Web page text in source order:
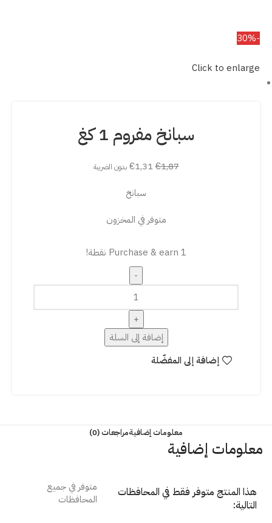
-30%
Click to enlarge
سبانخ مفروم 1 كغ
€1,87
€1,31 بدون الضريبة
سبانخ
متوفر في المخزون
Purchase & earn 1 نقطة!
إضافة إلى السلة
إضافة إلى المفضّلة
معلومات إضافيةمراجعات (0)
معلومات إضافية
هذا المنتج متوفر فقط في المحافظات
التالية:
متوفر في جميع
المحافظات